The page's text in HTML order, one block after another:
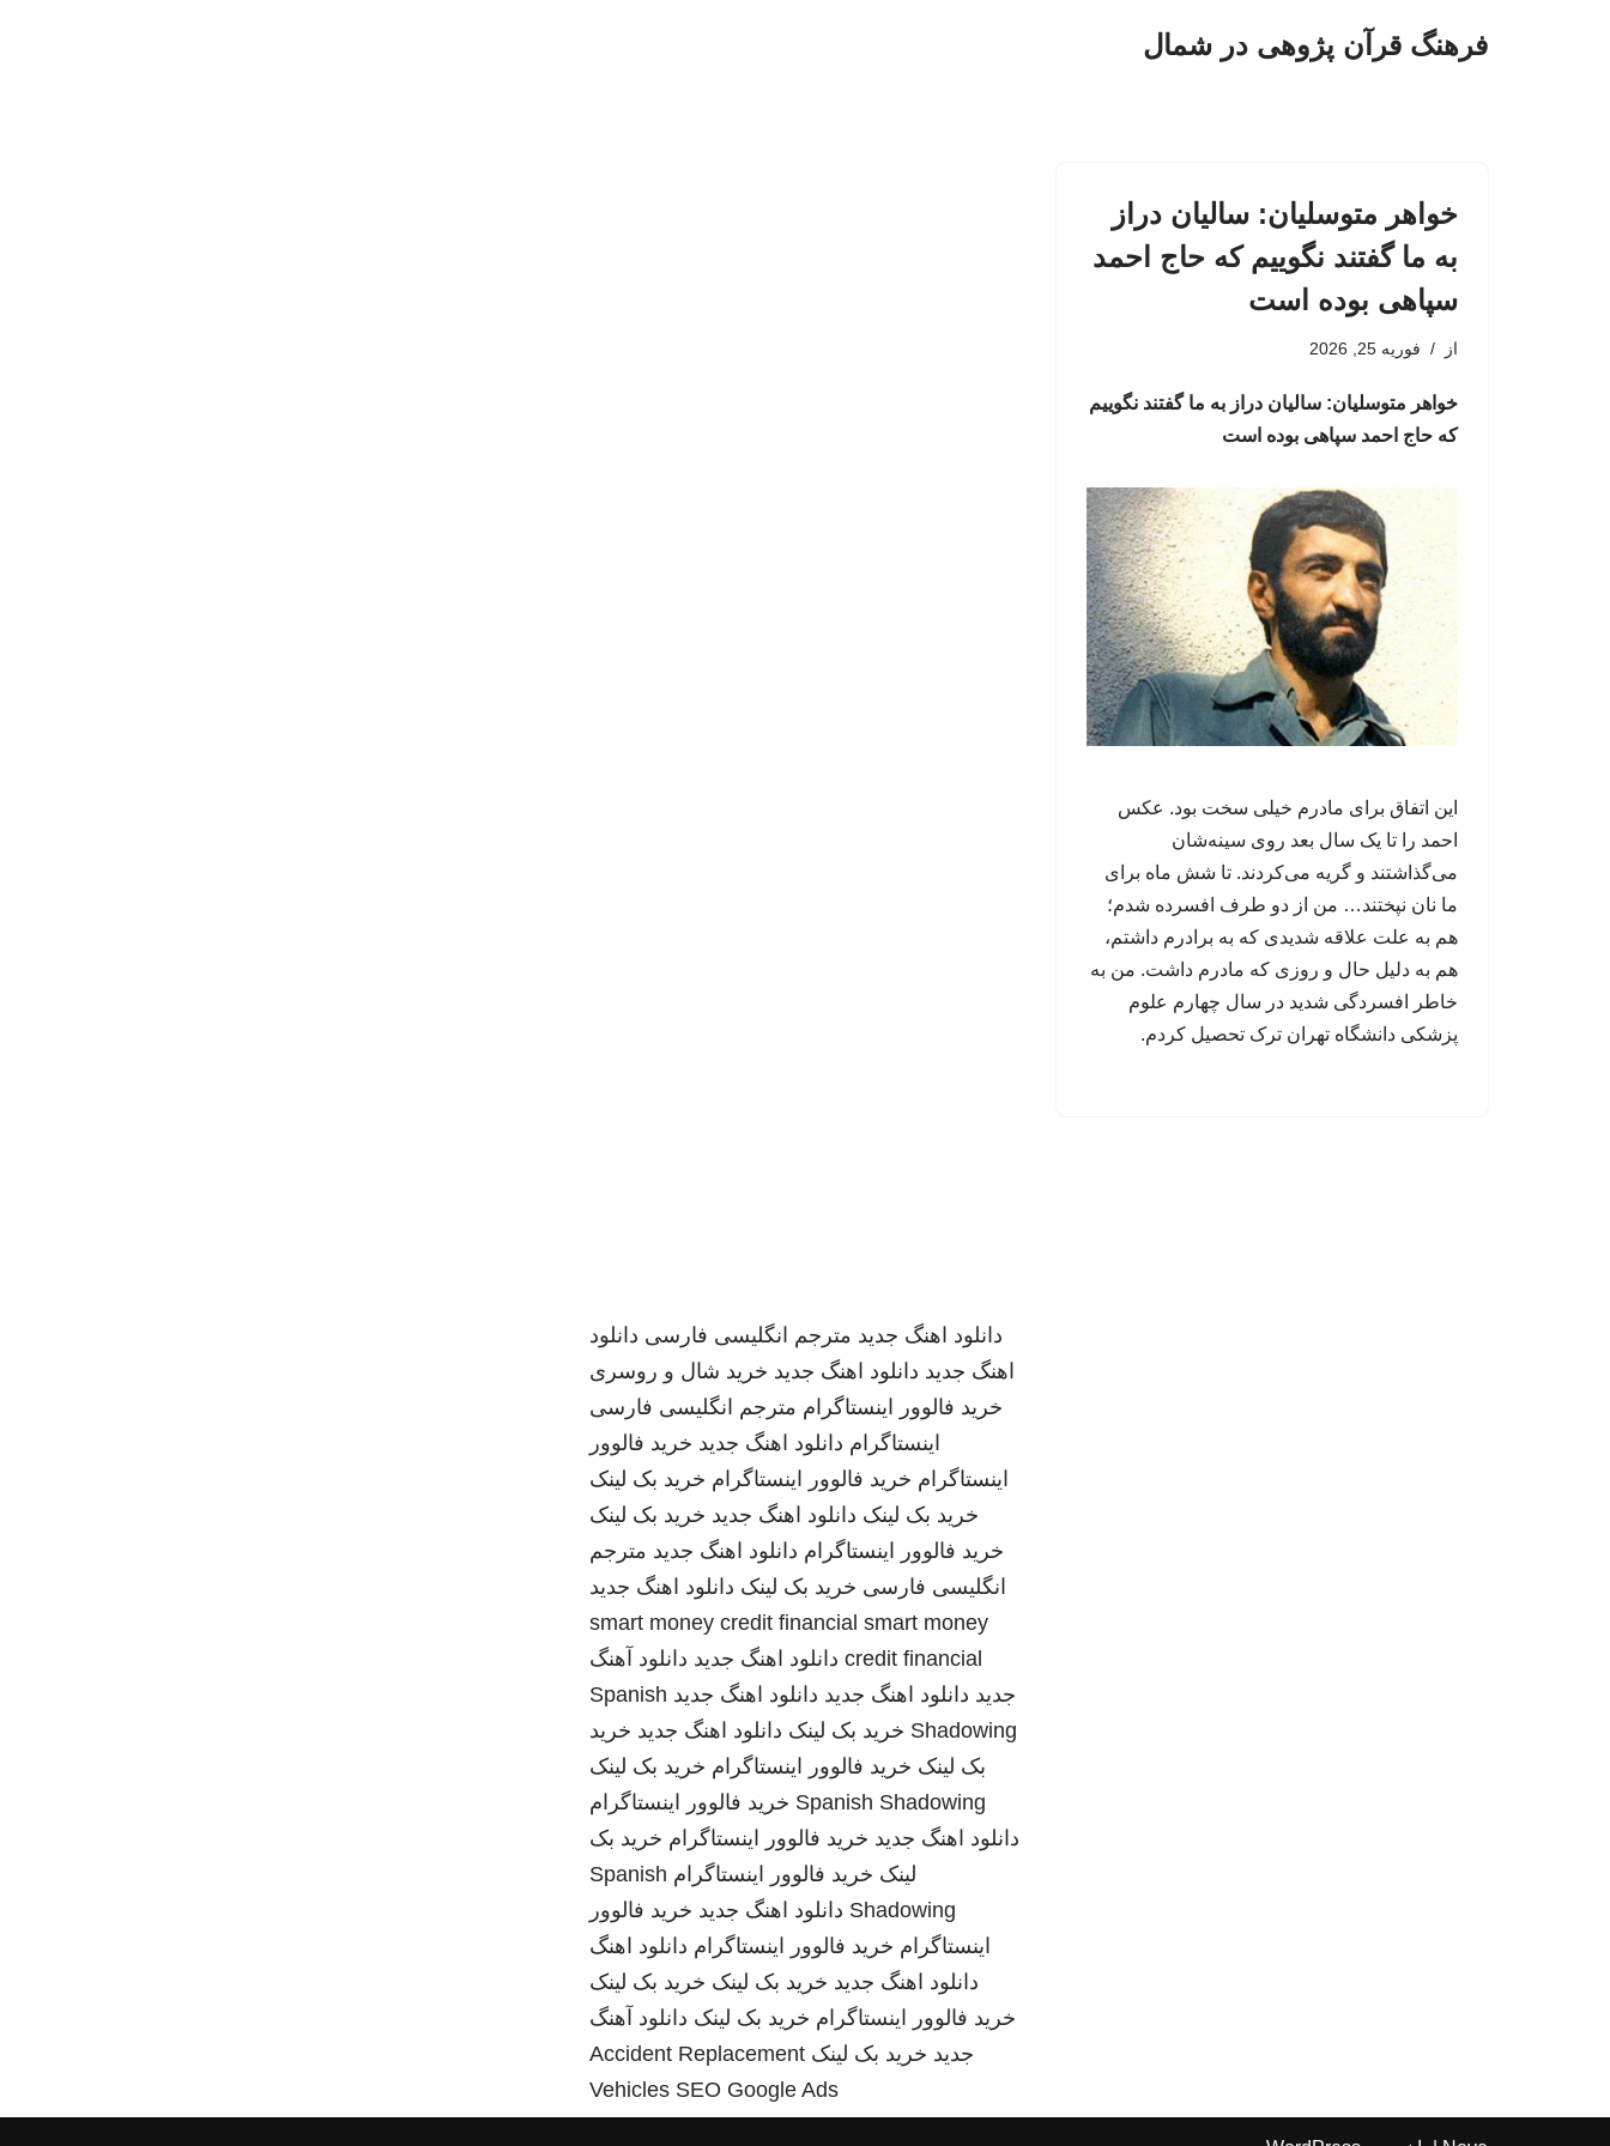
فرهنگ قرآن پژوهی در شمال
خواهر متوسلیان: سالیان دراز
به ما گفتند نگوییم که حاج احمد
سپاهی بوده است
از فوریه 25, 2026
خواهر متوسلیان: سالیان دراز به ما گفتند نگوییم
که حاج احمد سپاهی بوده است
این اتفاق برای مادرم خیلی سخت بود. عکس
احمد را تا یک سال بعد روی سینه‌شان
می‌گذاشتند و گریه می‌کردند. تا شش ماه برای
ما نان نپختند… من از دو طرف افسرده شدم؛
هم به علت علاقه شدیدی که به برادرم داشتم،
هم به دلیل حال و روزی که مادرم داشت. من به
خاطر افسردگی شدید در سال چهارم علوم
پزشکی دانشگاه تهران ترک تحصیل کردم.
دانلود اهنگ جدید مترجم انگلیسی فارسی دانلود
اهنگ جدید دانلود اهنگ جدید خرید شال و روسری
خرید فالوور اینستاگرام مترجم انگلیسی فارسی
اینستاگرام دانلود اهنگ جدید خرید فالوور
اینستاگرام خرید فالوور اینستاگرام خرید بک لینک
خرید بک لینک دانلود اهنگ جدید خرید بک لینک
خرید فالوور اینستاگرام دانلود اهنگ جدید مترجم
انگلیسی فارسی خرید بک لینک دانلود اهنگ جدید
smart money credit financial smart money
credit financial دانلود اهنگ جدید دانلود آهنگ
جدید دانلود اهنگ جدید دانلود اهنگ جدید Spanish
Shadowing خرید بک لینک دانلود اهنگ جدید خرید
بک لینک خرید فالوور اینستاگرام خرید بک لینک
Spanish Shadowing خرید فالوور اینستاگرام
دانلود اهنگ جدید خرید فالوور اینستاگرام خرید بک
لینک خرید فالوور اینستاگرام Spanish
Shadowing دانلود اهنگ جدید خرید فالوور
اینستاگرام خرید فالوور اینستاگرام دانلود اهنگ
دانلود اهنگ جدید خرید بک لینک خرید بک لینک
خرید فالوور اینستاگرام خرید بک لینک دانلود آهنگ
جدید خرید بک لینک Accident Replacement
Vehicles SEO Google Ads